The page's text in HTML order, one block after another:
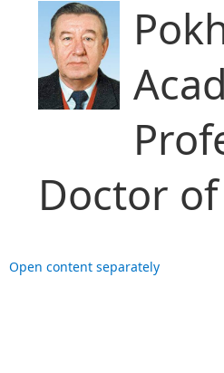
Doctor
Open content separately